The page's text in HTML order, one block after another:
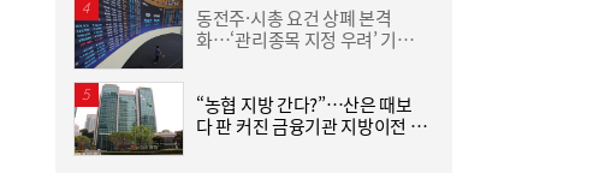
동전주·시총 요건 상폐 본격
화…‘관리종목 지정 우려’ 기업
“농협 지방 간다?”…산은 때보
다 판 커진 금융기관 지방이전 논